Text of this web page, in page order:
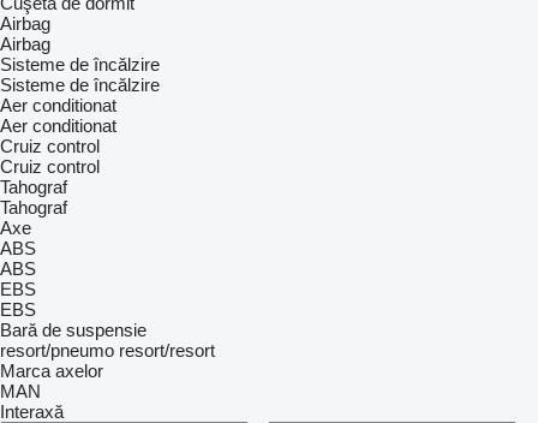
Airbag
Airbag
Sisteme de încălzire
Sisteme de încălzire
Aer conditionat
Aer conditionat
Cruiz control
Cruiz control
Tahograf
Tahograf
Axe
ABS
ABS
EBS
EBS
Bară de suspensie
resort/pneumo resort/resort
Marca axelor
MAN
Interaxă